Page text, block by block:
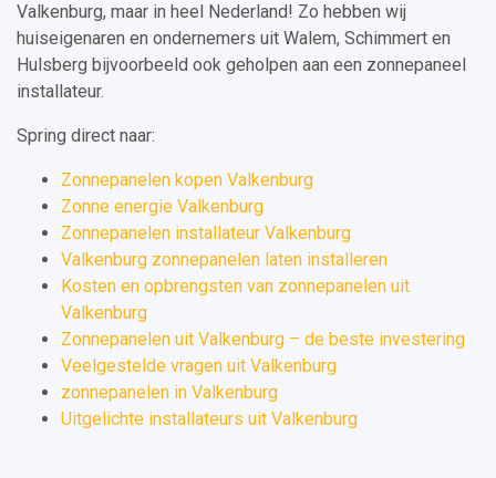
Valkenburg, maar in heel Nederland! Zo hebben wij
huiseigenaren en ondernemers uit Walem, Schimmert en
Hulsberg bijvoorbeeld ook geholpen aan een zonnepaneel
installateur.
Spring direct naar:
Zonnepanelen kopen Valkenburg
Zonne energie Valkenburg
Zonnepanelen installateur Valkenburg
Valkenburg zonnepanelen laten installeren
Kosten en opbrengsten van zonnepanelen uit
Valkenburg
Zonnepanelen uit Valkenburg – de beste investering
Veelgestelde vragen uit Valkenburg
zonnepanelen in Valkenburg
Uitgelichte installateurs uit Valkenburg